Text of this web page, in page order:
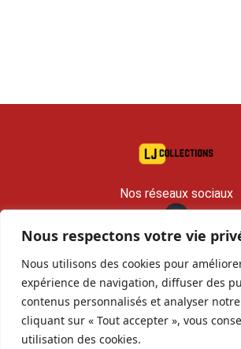
Nous respectons votre vie
Nous utilisons des cookies pour
expérience de navigation, diffuser des
contenus personnalisés et analyser
cliquant sur « Tout accepter », vous
utilisation des cookies.
Nos réseaux sociaux
contact@lj-
RCS 979 374 147
Vous voulez
vendre ?
Contact